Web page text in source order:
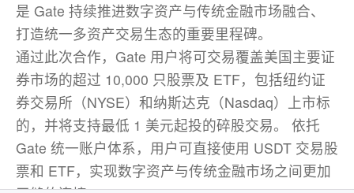
是 Gate 持续推进数字资产与传统金融市场融合、
打造统一多资产交易生态的重要里程碑。
通过此次合作，Gate 用户将可交易覆盖美国主要证
券市场的超过 10,000 只股票及 ETF，包括纽约证
券交易所（NYSE）和纳斯达克（Nasdaq）上市标
的，并将支持最低 1 美元起投的碎股交易。 依托
Gate 统一账户体系，用户可直接使用 USDT 交易股
票和 ETF，实现数字资产与传统金融市场之间更加